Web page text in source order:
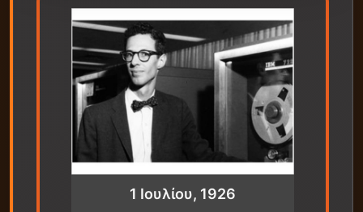
1 Ιουλίου, 1926